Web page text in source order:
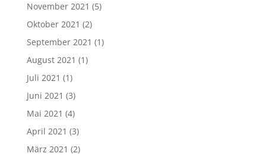
November 2021 (5)
Oktober 2021 (2)
September 2021 (1)
August 2021 (1)
Juli 2021 (1)
Juni 2021 (3)
Mai 2021 (4)
April 2021 (3)
März 2021 (2)